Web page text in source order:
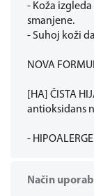
- Koža
smanjene.
- Suhoj koži
NOVA
[HA] ČISTA
antioksidans
-
Način